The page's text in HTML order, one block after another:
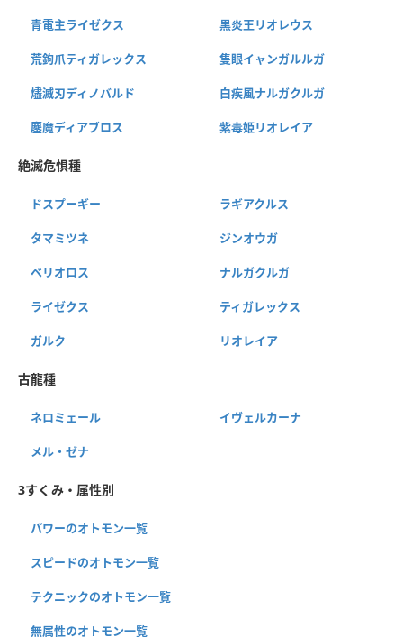
青電主ライゼクス 黒炎王リオレウス
荒鉤爪ティガレックス 隻眼イャンガルルガ
燼滅刃ディノバルド 白疾風ナルガクルガ
鏖魔ディアブロス 紫毒姫リオレイア
絶滅危惧種
ドスプーギー ラギアクルス
タマミツネ ジンオウガ
ベリオロス ナルガクルガ
ライゼクス ティガレックス
ガルク リオレイア
古龍種
ネロミェール イヴェルカーナ
メル・ゼナ
3すくみ・属性別
パワーのオトモン一覧
スピードのオトモン一覧
テクニックのオトモン一覧
無属性のオトモン一覧